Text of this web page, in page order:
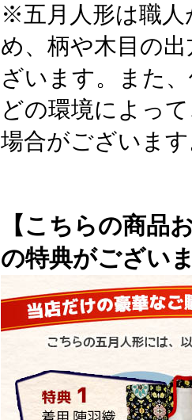
※五月人形は職人
め、柄や木目の
ざいます。また
どの環境によっ
場合がございま
【こちらの商品
の特典がござい